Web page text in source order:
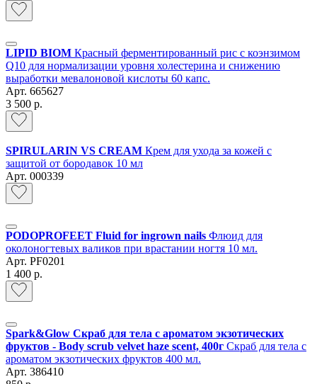
LIPID BIOM Красный ферментированный рис c коэнзимом
Q10 для нормализации уровня холестерина и снижению
выработки мевалоновой кислоты 60 капс.
Арт. 665627
3 500 р.
SPIRULARIN VS CREAM Крем для ухода за кожей с
защитой от бородавок 10 мл
Арт. 000339
PODOPROFEET Fluid for ingrown nails Флюид для
околоногтевых валиков при врастании ногтя 10 мл.
Арт. PF0201
1 400 р.
Spark&Glow Скраб для тела с ароматом экзотических
фруктов - Body scrub velvet haze scent, 400г Скраб для тела с
ароматом экзотических фруктов 400 мл.
Арт. 386410